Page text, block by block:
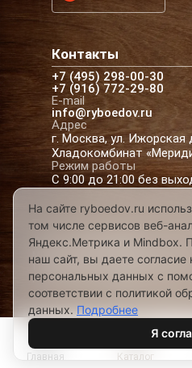
Контакты
+7 (495) 298-00-30
+7 (916) 772-29-80
E-mail
info@ryboedov.ru
Адрес
г. Москва, ул. Ижорская
Хладокомбинат
Режим работы
С 9:00 до 21:00 без
© 2026,Рыбоедовъ—
морепродуктов в Москве
Предложения на сайте не
Разработано в
Главная Каталог
На сайте ryboedov.ru
том числе сервисов веб-
Яндекс.Метрика и Mindbox.
наш сайт, вы даете согласие
персональных данных с
соответствии с политикой
данных. Подробнее
Я